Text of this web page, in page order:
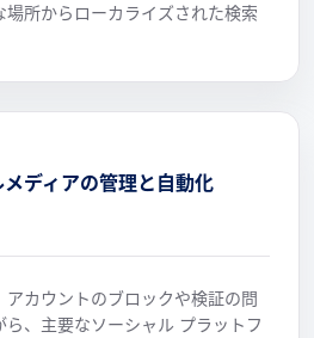
場所からローカライズされた検索
ディアの管理と自動化
アカウントのブロックや検証の問
、主要なソーシャル プラットフ